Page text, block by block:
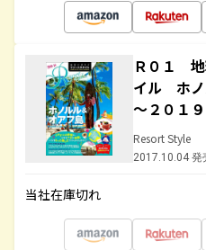
Ｒ０１
イル ホノ
～２０１９
Resort Style
2017.10.04 発
当社在庫切れ